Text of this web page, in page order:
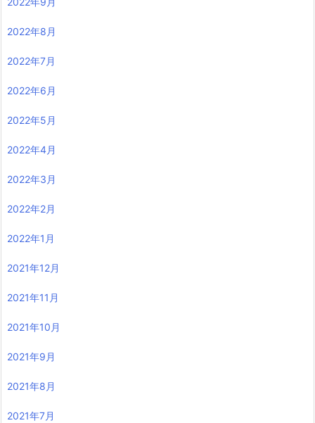
2022年8月
2022年7月
2022年6月
2022年5月
2022年4月
2022年3月
2022年2月
2022年1月
2021年12月
2021年11月
2021年10月
2021年9月
2021年8月
2021年7月